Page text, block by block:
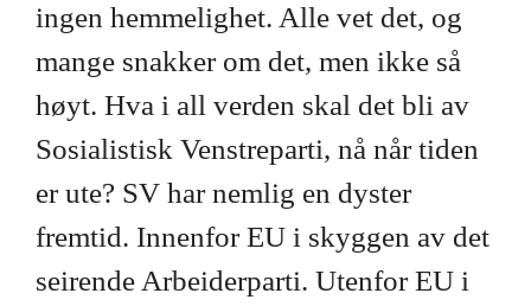
ingen hemmelighet. Alle vet det, og
mange snakker om det, men ikke så
høyt. Hva i all verden skal det bli av
Sosialistisk Venstreparti, nå når tiden
er ute? SV har nemlig en dyster
fremtid. Innenfor EU i skyggen av det
seirende Arbeiderparti. Utenfor EU i